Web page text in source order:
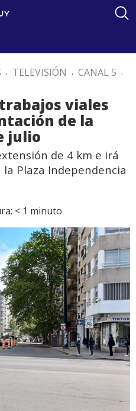
. TELEVISIÓN . CANAL 5 .
viales
de la
julio
de 4 km e irá
Plaza Independencia
< 1 minuto